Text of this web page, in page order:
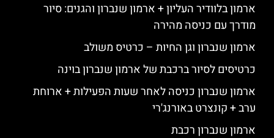
ארמון בלוודיר העליון + ארמון שנברון והגנים: סיור
מודרך עם כניסה מהירה
ארמון שנברון וגן החיות – כרטיס משולב
כרטיסים לסיור ברכבת של ארמון שנברון בוינה
ארמון שנברון כניסה לאחר שעות הפעילות + ארוחת
ערב + קונצרט באורנג'רי
ארמון שנברון רכבת